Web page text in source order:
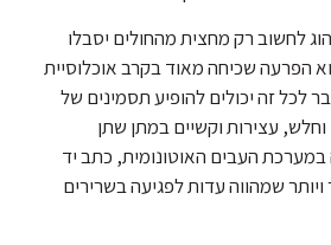
לחשוב רק מחצית מהחולים יסבלו
הפרעה שכיחה מאוד בקרב אוכלוסיית
לכל זה יכולים להופיע תסמינים של
וחלש, עצירות וקשיים במתן שתן
במערכת העבים האוטונומית, כתב יד
שמהווה עדות לפגיעה בשרירים